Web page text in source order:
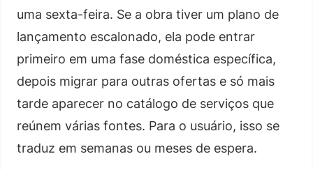
uma sexta-feira. Se a obra tiver um plano de
lançamento escalonado, ela pode entrar
primeiro em uma fase doméstica específica,
depois migrar para outras ofertas e só mais
tarde aparecer no catálogo de serviços que
reúnem várias fontes. Para o usuário, isso se
traduz em semanas ou meses de espera.